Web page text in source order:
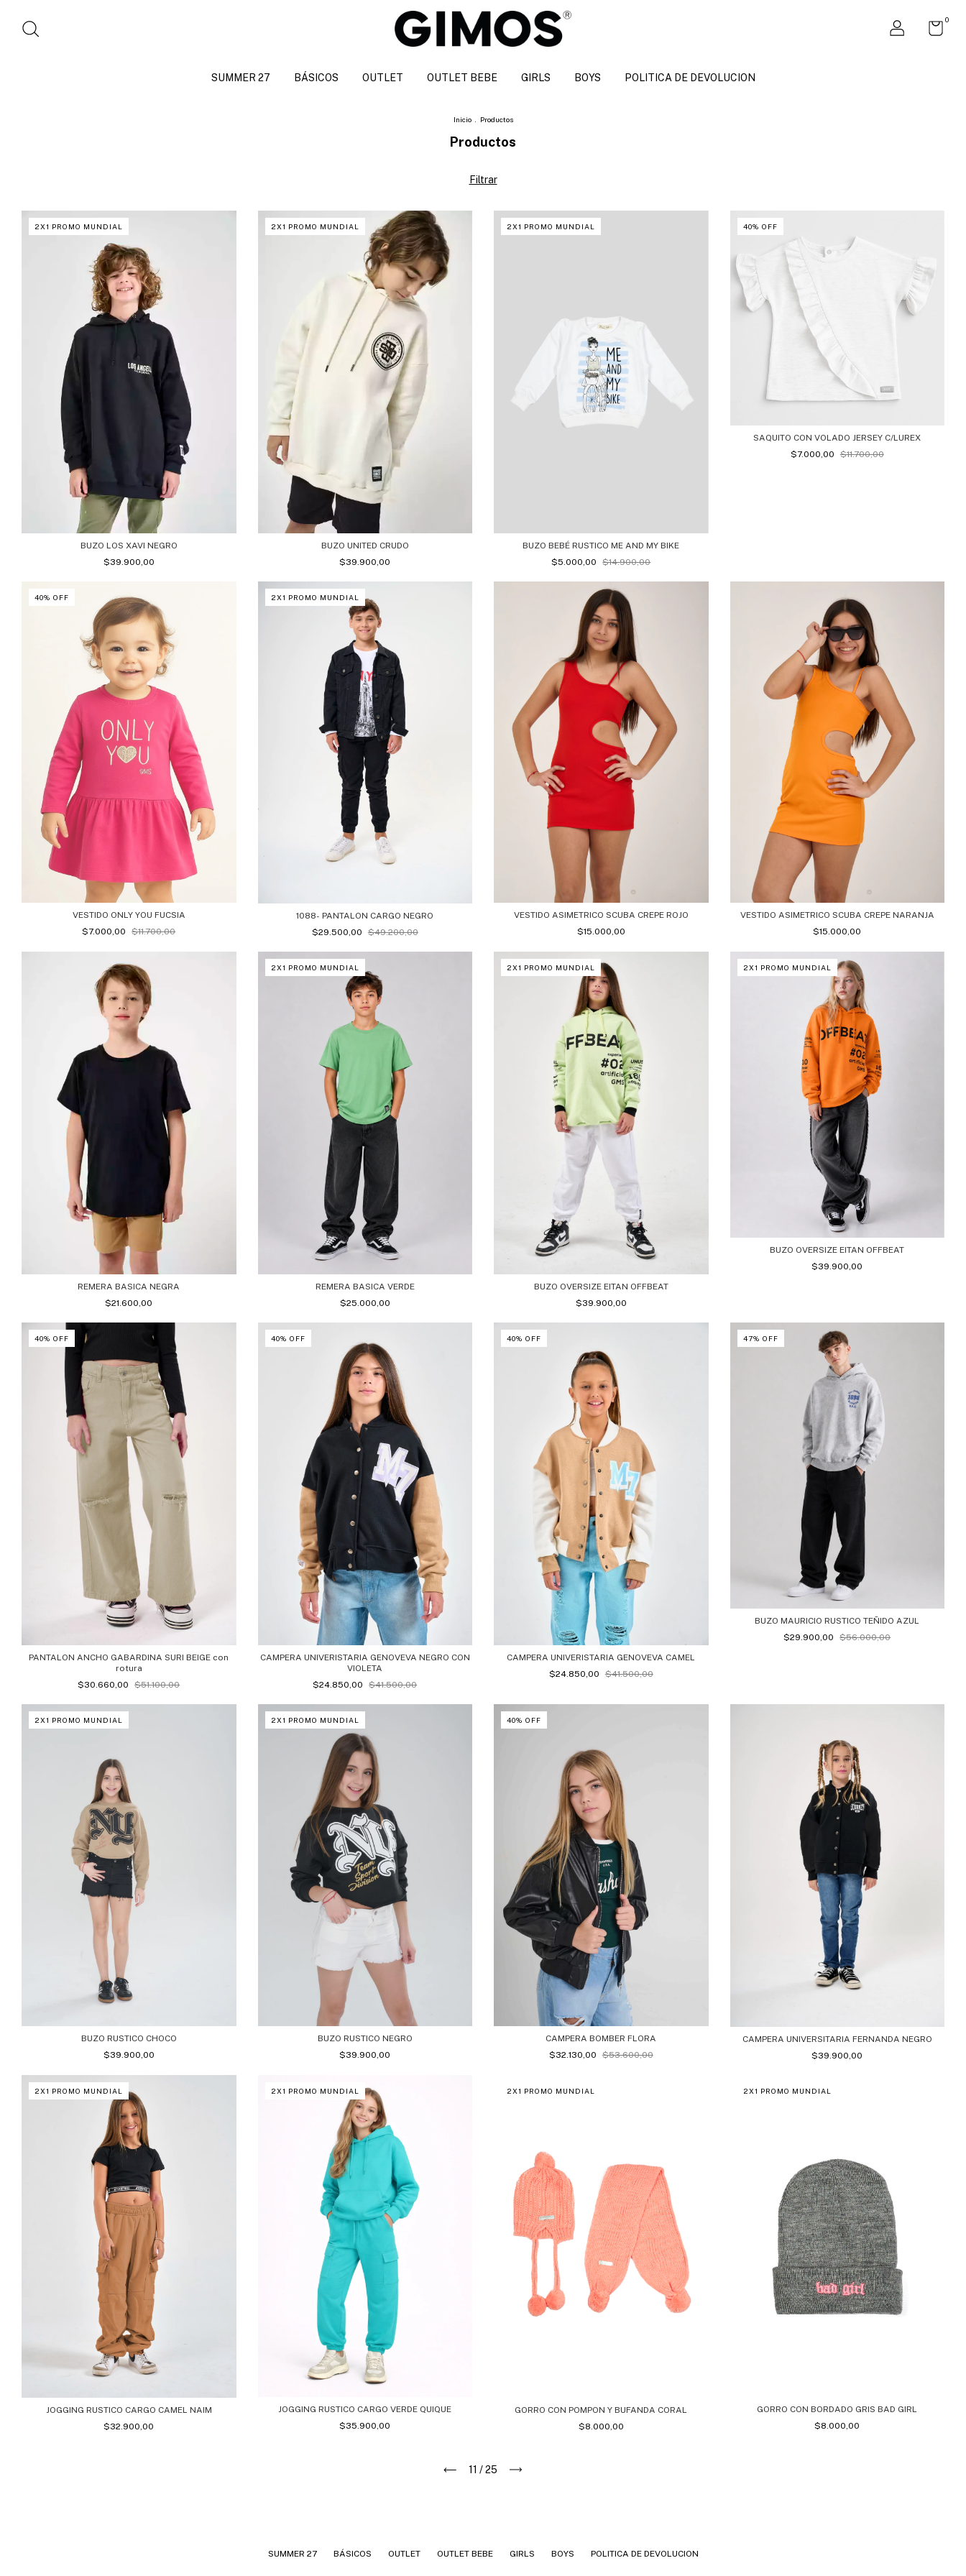
0
SUMMER 27 BÁSICOS OUTLET OUTLET BEBE GIRLS BOYS POLITICA DE DEVOLUCION
Inicio Productos
Productos
Filtrar
2X1 PROMO MUNDIAL
BUZO LOS XAVI NEGRO
$39.900,00
2X1 PROMO MUNDIAL
BUZO UNITED CRUDO
$39.900,00
2X1 PROMO MUNDIAL
BUZO BEBÉ RUSTICO ME AND MY BIKE
$5.000,00
$14.900,00
40% OFF
SAQUITO CON VOLADO JERSEY C/LUREX
$7.000,00
$11.700,00
40% OFF
VESTIDO ONLY YOU FUCSIA
$7.000,00
$11.700,00
2X1 PROMO MUNDIAL
1088- PANTALON CARGO NEGRO
$29.500,00
$49.200,00
VESTIDO ASIMETRICO SCUBA CREPE ROJO
$15.000,00
VESTIDO ASIMETRICO SCUBA CREPE NARANJA
$15.000,00
REMERA BASICA NEGRA
$21.600,00
2X1 PROMO MUNDIAL
REMERA BASICA VERDE
$25.000,00
2X1 PROMO MUNDIAL
BUZO OVERSIZE EITAN OFFBEAT
$39.900,00
2X1 PROMO MUNDIAL
BUZO OVERSIZE EITAN OFFBEAT
$39.900,00
40% OFF
PANTALON ANCHO GABARDINA SURI BEIGE con
rotura
$30.660,00
$51.100,00
40% OFF
CAMPERA UNIVERISTARIA GENOVEVA NEGRO CON
VIOLETA
$24.850,00
$41.500,00
40% OFF
CAMPERA UNIVERISTARIA GENOVEVA CAMEL
$24.850,00
$41.500,00
47% OFF
BUZO MAURICIO RUSTICO TEÑIDO AZUL
$29.900,00
$56.000,00
2X1 PROMO MUNDIAL
BUZO RUSTICO CHOCO
$39.900,00
2X1 PROMO MUNDIAL
BUZO RUSTICO NEGRO
$39.900,00
40% OFF
CAMPERA BOMBER FLORA
$32.130,00
$53.600,00
CAMPERA UNIVERSITARIA FERNANDA NEGRO
$39.900,00
2X1 PROMO MUNDIAL
JOGGING RUSTICO CARGO CAMEL NAIM
$32.900,00
2X1 PROMO MUNDIAL
JOGGING RUSTICO CARGO VERDE QUIQUE
$35.900,00
2X1 PROMO MUNDIAL
GORRO CON POMPON Y BUFANDA CORAL
$8.000,00
2X1 PROMO MUNDIAL
GORRO CON BORDADO GRIS BAD GIRL
$8.000,00
11 /25
SUMMER 27 BÁSICOS OUTLET OUTLET BEBE GIRLS BOYS POLITICA DE DEVOLUCION